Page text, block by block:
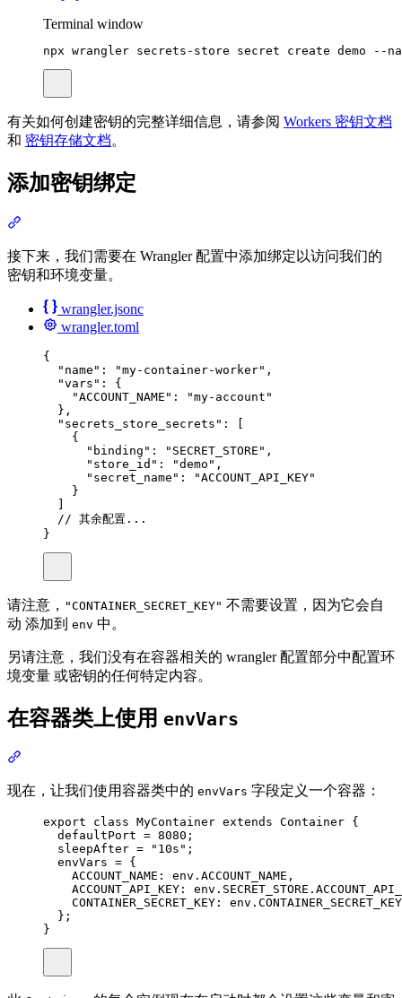
Terminal window
npx wrangler secrets-store secret create demo --
有关如何创建密钥的完整详细信息，请参阅 Workers 密钥文档
和 密钥存储文档。
添加密钥绑定
接下来，我们需要在 Wrangler 配置中添加绑定以访问我们的
密钥和环境变量。
wrangler.jsonc
wrangler.toml
{
" name " : "my-container-worker" ,
"vars " :
{
"ACCOUNT_NAME " :
"my-account"
},
" secrets_store_secrets " :
[
{
" binding " : "SECRET_STORE" ,
" store_id " : "demo" ,
" secret_name " :
"ACCOUNT_API_KEY"
}
]
// 其余配置...
}
请注意， "CONTAINER_SECRET_KEY" 不需要设置，因为它会自
动 添加到 env 中。
另请注意，我们没有在容器相关的 wrangler 配置部分中配置环
境变量 或密钥的任何特定内容。
在容器类上使用 envVars
现在，让我们使用容器类中的 envVars 字段定义一个容器：
export class MyContainer extends Container {
defaultPort = 8080 ;
sleepAfter = "10s" ;
envVars = {
ACCOUNT_NAME : env . ACCOUNT_NAME ,
ACCOUNT_API_KEY : env . SECRET_STORE .
CONTAINER_SECRET_KEY : env . CONTAINER_SECRET_KEY
};
}